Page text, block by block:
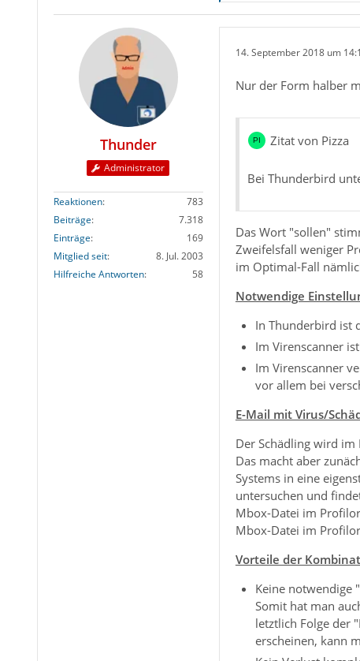
Thunder
Administrator
Reaktionen
783
Beiträge
7.318
Einträge
169
Mitglied seit
8. Jul. 2003
Hilfreiche Antworten
58
14. September 2018 um
Nur der Form halber
Zitat von Pizza
Bei Thunderbird
Das Wort "sollen"
Zweifelsfall weniger
im Optimal-Fall
Notwendige
In Thunderbird ist
Im Virenscanner
Im Virenscanner
vor allem bei
E-Mail mit Virus/
Der Schädling wird
Das macht aber
Systems in eine
untersuchen und
Mbox-Datei im
Mbox-Datei im
Vorteile der
Keine notwendige
Somit hat man
letztlich Folge der
erscheinen, kann